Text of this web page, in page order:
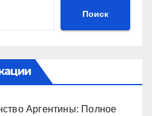
Поиск
Аргентины: Полное